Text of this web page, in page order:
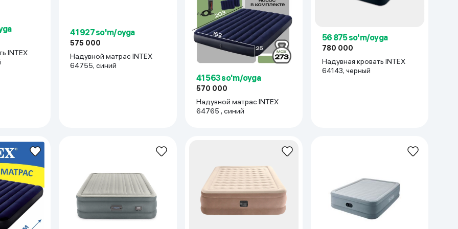
Kameralar
41 927 so'm/oyga
575 000
Надувной матрас INTEX
64755, синий
41 563 so'm/oyga
570 000
Надувной матрас INTEX
64765 , синий
56 875 so'm/oyga
780 000
Надувная кровать INTEX
64143, черный